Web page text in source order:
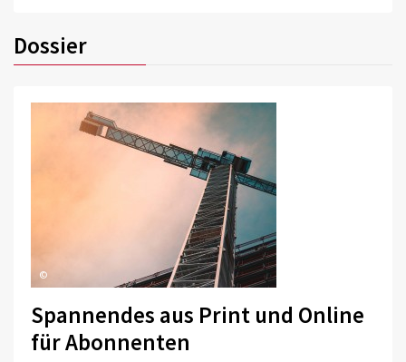
Dossier
©
Spannendes aus Print und Online
für Abonnenten